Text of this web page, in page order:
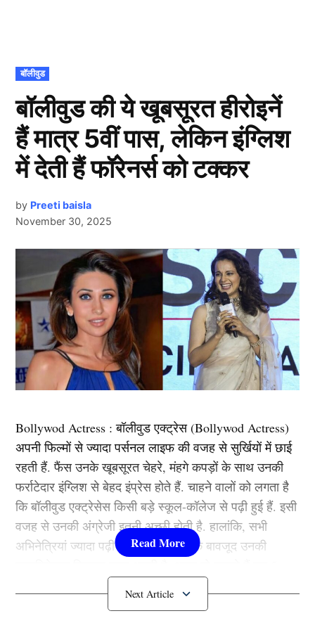
POSTED
IN
बॉलीवुड
बॉलीवुड की ये खूबसूरत हीरोइनें
हैं मात्र 5वीं पास, लेकिन इंग्लिश
में देती हैं फॉरेनर्स को टक्कर
by Preeti baisla
November 30, 2025
Bollywod Actress : बॉलीवुड एक्ट्रेस (Bollywod Actress)
अपनी फिल्मों से ज्यादा पर्सनल लाइफ की वजह से सुर्खियों में छाई
रहती हैं. फैंस उनके खूबसूरत चेहरे, मंहगे कपड़ों के साथ उनकी
फर्राटेदार इंग्लिश से बेहद इंप्रेस होते हैं. चाहने वालों को लगता है
कि बॉलीवुड एक्ट्रेसेस किसी बड़े स्कूल-कॉलेज से पढ़ी हुई हैं. इसी
वजह से उनकी अंग्रेजी इतनी अच्छी होती है. हालांकि, सभी
अभिनेत्रियां ज्यादा पढ़ी-लिखी नहीं हैं. इसके बावजूद उनकी
एक्ट्रेस के बारे में जिन्होंने उच्च शिक्षा नहीं प्राप्त की है इसके
बावजूद वह इंग्लिश में बात करती हैं.